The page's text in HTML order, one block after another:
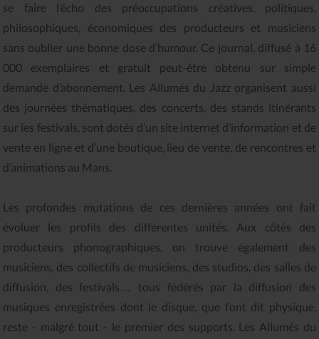
se faire l’écho des préoccupations créatives, politiques,
philosophiques, économiques des producteurs et musiciens
sans oublier une bonne dose d’humour. Ce journal, diffusé à 16
000 exemplaires et gratuit peut-être obtenu sur simple
demande d’abonnement. Les Allumés du Jazz organisent aussi
des journées thématiques, des concerts, des stands itinérants
sur les festivals, sont dotés d’un site internet d’information et de
vente en ligne et d’une boutique, lieu de vente, de rencontres et
d’animations au Mans.
Les profondes mutations de ces dernières années ont fait
évoluer les profils des différentes unités. Aux côtés des
producteurs phonographiques, on trouve également des
musiciens, des collectifs de musiciens, des studios, des salles de
diffusion, des festivals… tous fédérés par la diffusion des
musiques enregistrées dont le disque, que l’ont dit physique,
reste - malgré tout - le premier des supports. Les Allumés du